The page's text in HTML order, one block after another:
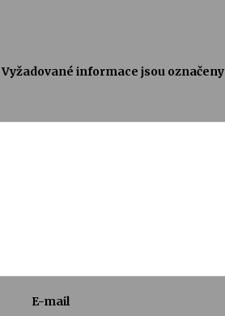
Vyžadované informace jsou označeny
E-mail